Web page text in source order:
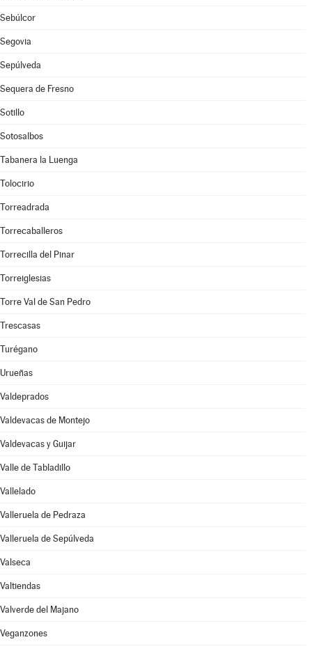
Sebúlcor
Segovia
Sepúlveda
Sequera de Fresno
Sotillo
Sotosalbos
Tabanera la Luenga
Tolocirio
Torreadrada
Torrecaballeros
Torrecilla del Pinar
Torreiglesias
Torre Val de San Pedro
Trescasas
Turégano
Urueñas
Valdeprados
Valdevacas de Montejo
Valdevacas y Guijar
Valle de Tabladillo
Vallelado
Valleruela de Pedraza
Valleruela de Sepúlveda
Valseca
Valtiendas
Valverde del Majano
Veganzones